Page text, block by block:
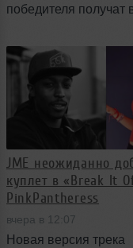
победителя получат
Block на фестивале
The Farm. Конкурс
августа —
также VIP‑билеты и
партнёров.
JME неожиданно
куплет в «Break It
PinkPantheress
вчера в 12:07
Новая версия трека